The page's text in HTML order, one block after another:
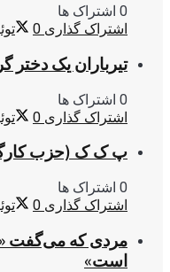
0 اشتراک ها
اشتراک گذاری 0
تیرباران یک
0 اشتراک ها
اشتراک گذاری 0
پ ک ک (حزب
0 اشتراک ها
اشتراک گذاری 0
مردی که می‌گفت
است»